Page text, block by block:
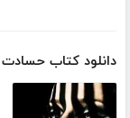
دانلود کتاب حسادت